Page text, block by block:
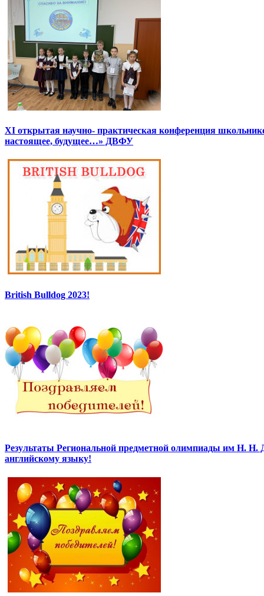
XI открытая научно- практическая конференция
настоящее, будущее…» ДВФУ
British Bulldog 2023!
Результаты Региональной предметной олимпиады им Н. Н.
английскому языку!